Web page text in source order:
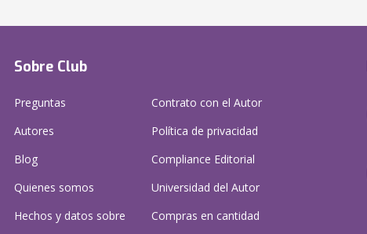
Sobre Club
Preguntas
Autores
Blog
Quienes somos
Hechos y datos sobre
Contrato con el Autor
Política de privacidad
Compliance Editorial
Universidad del Autor
Compras en cantidad